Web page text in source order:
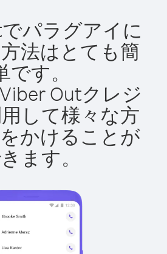
パラグアイに
法はとても簡
です。
Outクレジ
して様々な方
かけることが
ます。